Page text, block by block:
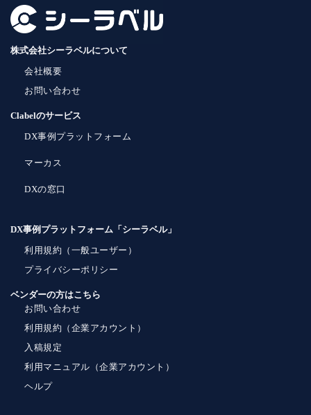
株式会社シーラベルについて
会社概要
お問い合わせ
Clabelのサービス
DX事例プラットフォーム
マーカス
DXの窓口
DX事例プラットフォーム「シーラベル」
利用規約（一般ユーザー）
プライバシーポリシー
ベンダーの方はこちら
お問い合わせ
利用規約（企業アカウント）
入稿規定
利用マニュアル（企業アカウント）
ヘルプ